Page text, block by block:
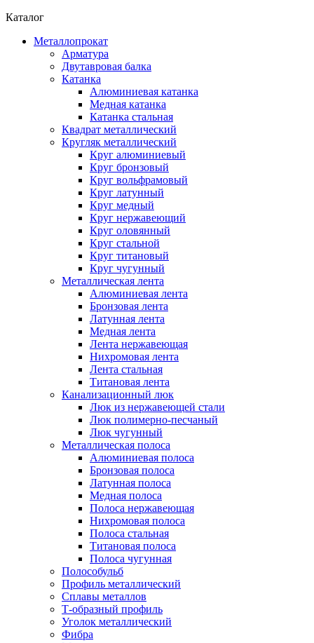
Каталог
Металлопрокат
Арматура
Двутавровая балка
Катанка
Алюминиевая катанка
Медная катанка
Катанка стальная
Квадрат металлический
Кругляк металлический
Круг алюминиевый
Круг бронзовый
Круг вольфрамовый
Круг латунный
Круг медный
Круг нержавеющий
Круг оловянный
Круг стальной
Круг титановый
Круг чугунный
Металлическая лента
Алюминиевая лента
Бронзовая лента
Латунная лента
Медная лента
Лента нержавеющая
Нихромовая лента
Лента стальная
Титановая лента
Канализационный люк
Люк из нержавеющей стали
Люк полимерно-песчаный
Люк чугунный
Металлическая полоса
Алюминиевая полоса
Бронзовая полоса
Латунная полоса
Медная полоса
Полоса нержавеющая
Нихромовая полоса
Полоса стальная
Титановая полоса
Полоса чугунная
Полособульб
Профиль металлический
Сплавы металлов
Т-образный профиль
Уголок металлический
Фибра